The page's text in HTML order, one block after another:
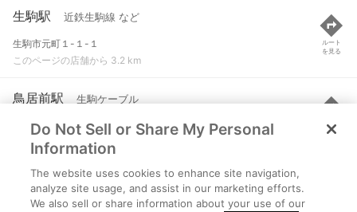
生駒駅 近鉄生駒線 など
生駒市元町１-１-１
このページの店舗から 3.2 km
ルート
を見る
鳥居前駅 生駒ケーブル
生駒市元町１丁目１０-１
このページの店舗から 3.3 km
ルート
を見る
東生駒駅 近鉄奈良線
生駒市東生駒１-６
Do Not Sell or Share My Personal
Information
The website uses cookies to enhance site navigation,
analyze site usage, and assist in our marketing efforts.
We also sell or share information about your use of our